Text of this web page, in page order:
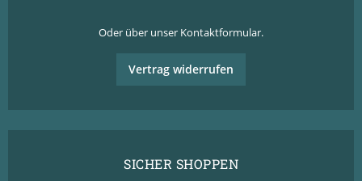
Oder über unser Kontaktformular.
Vertrag widerrufen
SICHER SHOPPEN